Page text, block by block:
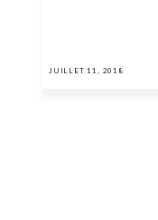
JUILLET 11, 2018